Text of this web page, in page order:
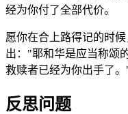
经为你付了全部代价。
愿你在合上路得记的时
出："耶和华是应当称颂
救赎者已经为你出手了。
反思问题